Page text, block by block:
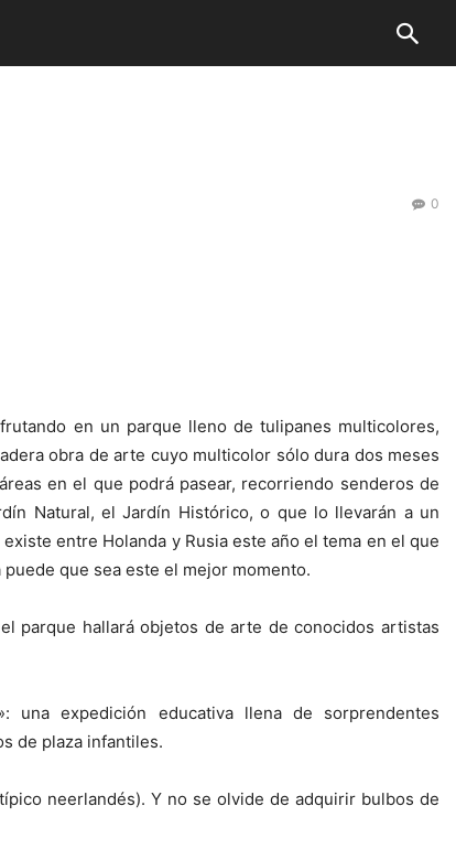
0
en un parque lleno de tulipanes multicolores,
obra de arte cuyo multicolor sólo dura dos meses
en el que podrá pasear, recorriendo senderos de
Natural, el Jardín Histórico, o que lo llevarán a un
entre Holanda y Rusia este año el tema en el que
que sea este el mejor momento.
parque hallará objetos de arte de conocidos artistas
expedición educativa llena de sorprendentes
de plaza infantiles.
neerlandés). Y no se olvide de adquirir bulbos de